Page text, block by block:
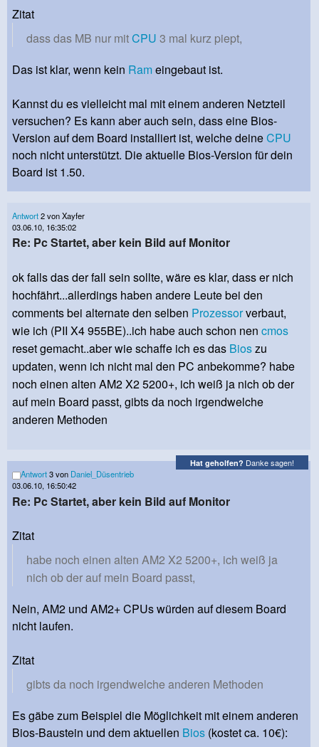
Zitat
dass das MB nur mitCPU 3 mal kurz piept,
Das ist klar, wenn kein Rameingebaut ist.
Kannst du es vielleicht mal mit einem anderen Netzteil
versuchen? Es kann aber auch sein, dass eine Bios-
Version auf dem Board installiert ist, welche deineCPU
noch nicht unterstützt. Die aktuelle Bios-Version für dein
Board ist 1.50.
Antwort2 von Xayfer
03.06.10, 16:35:02
Re: Pc Startet, aber kein Bild auf Monitor
ok falls das der fall sein sollte, wäre es klar, dass er nich
hochfährt...allerdings haben andere Leute bei den
comments bei alternate den selben Prozessorverbaut,
wie ich (PII X4 955BE)..ich habe auch schon nen cmos
reset gemacht..aber wie schaffe ich es das Bioszu
updaten, wenn ich nicht mal den PC anbekomme? habe
noch einen alten AM2 X2 5200+, ich weiß ja nich ob der
auf mein Board passt, gibts da noch irgendwelche
anderen Methoden
Hat geholfen? Danke sagen!
Antwort3 von Daniel_Düsentrieb
03.06.10, 16:50:42
Re: Pc Startet, aber kein Bild auf Monitor
Zitat
habe noch einen alten AM2 X2 5200+, ich weiß ja
nich ob der auf mein Board passt,
Nein, AM2 und AM2+ CPUs würden auf diesem Board
nicht laufen.
Zitat
gibts da noch irgendwelche anderen Methoden
Es gäbe zum Beispiel die Möglichkeit mit einem anderen
Bios-Baustein und dem aktuellen Bios (kostet ca. 10€):